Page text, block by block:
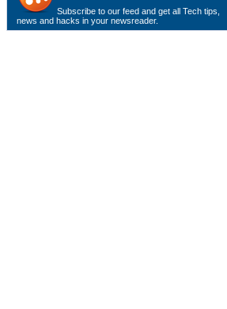
Subscribe to our feed and get all Tech tips,
news and hacks in your newsreader.